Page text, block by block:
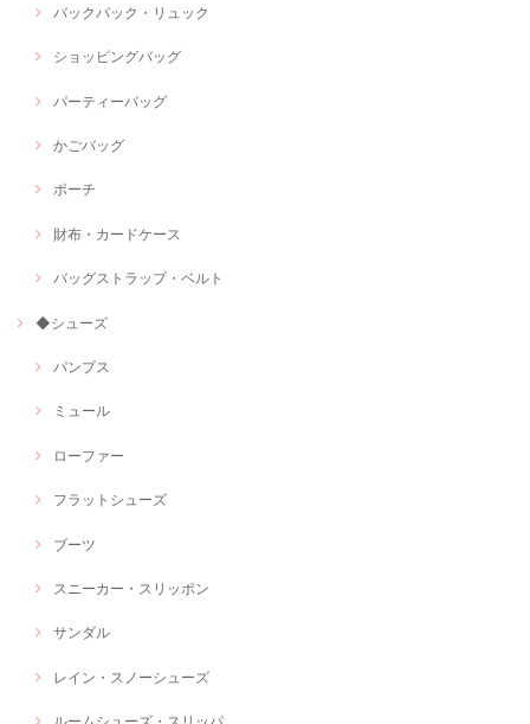
バックパック・リュック
ショッピングバッグ
パーティーバッグ
かごバッグ
ポーチ
財布・カードケース
バッグストラップ・ベルト
◆シューズ
パンプス
ミュール
ローファー
フラットシューズ
ブーツ
スニーカー・スリッポン
サンダル
レイン・スノーシューズ